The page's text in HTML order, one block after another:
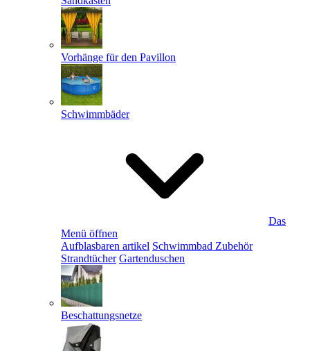
Vorhänge für den Pavillon
Schwimmbäder
Das
Menü öffnen
Aufblasbaren artikel Schwimmbad Zubehör
Strandtücher Gartenduschen
Beschattungsnetze